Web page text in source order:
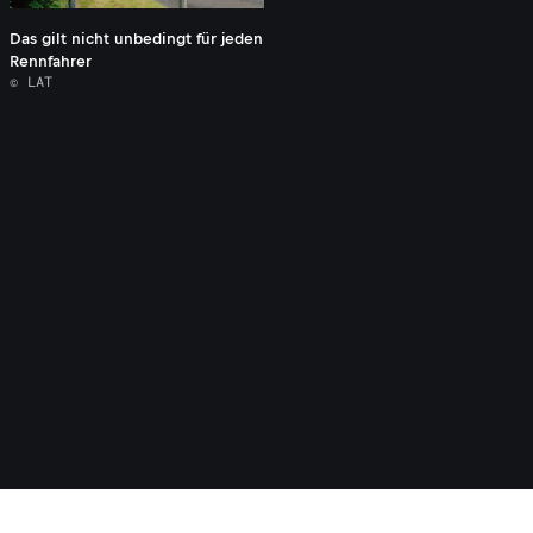
Das gilt nicht unbedingt für jeden
Rennfahrer
© LAT